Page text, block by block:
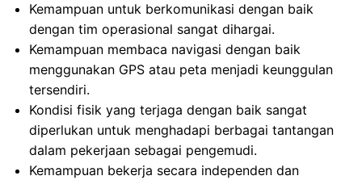
Kemampuan untuk berkomunikasi dengan baik
dengan tim operasional sangat dihargai.
Kemampuan membaca navigasi dengan baik
menggunakan GPS atau peta menjadi keunggulan
tersendiri.
Kondisi fisik yang terjaga dengan baik sangat
diperlukan untuk menghadapi berbagai tantangan
dalam pekerjaan sebagai pengemudi.
Kemampuan bekerja secara independen dan